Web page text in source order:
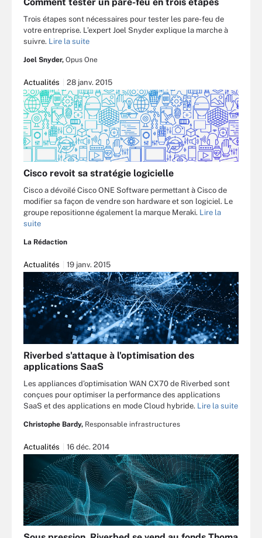
Trois étapes sont nécessaires pour tester les pare-feu de
votre entreprise. L’expert Joel Snyder explique la marche à
suivre. Lire la suite
Joel Snyder, Opus One
Actualités 28 janv. 2015
Cisco revoit sa stratégie logicielle
Cisco a dévoilé Cisco ONE Software permettant à Cisco de
modifier sa façon de vendre son hardware et son logiciel. Le
groupe repositionne également la marque Meraki. Lire la
suite
La Rédaction
Actualités 19 janv. 2015
Riverbed s'attaque à l'optimisation des
applications SaaS
Les appliances d’optimisation WAN CX70 de Riverbed sont
conçues pour optimiser la performance des applications
SaaS et des applications en mode Cloud hybride. Lire la suite
Christophe Bardy, Responsable infrastructures
Actualités 16 déc. 2014